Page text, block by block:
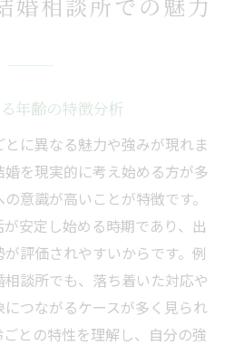
婚相談所での魅力
年齢の特徴分析
に異なる魅力や強みが現れま
を現実的に考え始める方が多
意識が高いことが特徴です。
安定し始める時期であり、出
評価されやすいからです。例
談所でも、落ち着いた対応や
つながるケースが多く見られ
との特性を理解し、自分の強